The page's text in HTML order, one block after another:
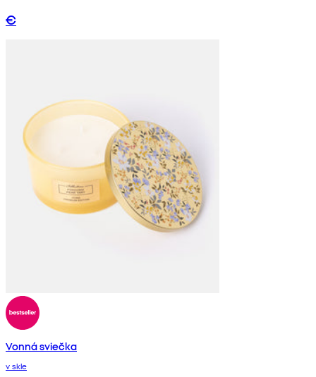
€
Vonná sviečka
v skle